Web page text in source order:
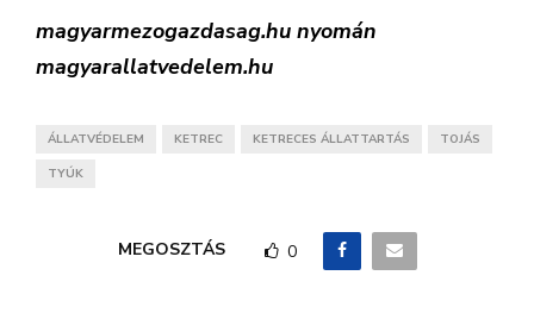
magyarmezogazdasag.hu nyomán
magyarallatvedelem.hu
ÁLLATVÉDELEM KETREC KETRECES ÁLLATTARTÁS TOJÁS
TYÚK
MEGOSZTÁS 0